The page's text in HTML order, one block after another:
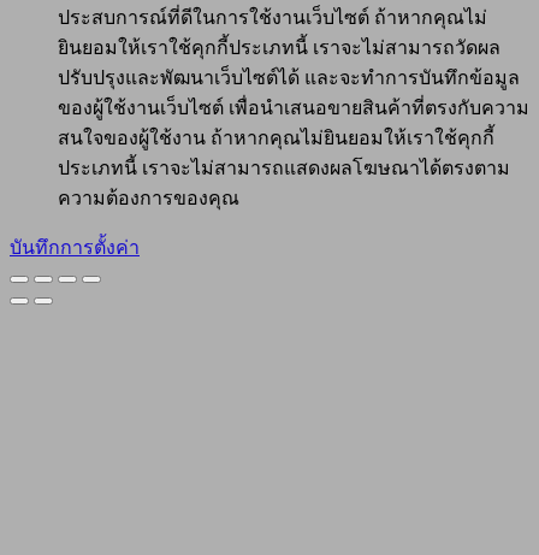
ประสบการณ์ที่ดีในการใช้งานเว็บไซต์ ถ้าหากคุณไม่
ยินยอมให้เราใช้คุกกี้ประเภทนี้ เราจะไม่สามารถวัดผล
ปรับปรุงและพัฒนาเว็บไซต์ได้ และจะทำการบันทึกข้อมูล
ของผู้ใช้งานเว็บไซต์ เพื่อนำเสนอขายสินค้าที่ตรงกับความ
สนใจของผู้ใช้งาน ถ้าหากคุณไม่ยินยอมให้เราใช้คุกกี้
ประเภทนี้ เราจะไม่สามารถแสดงผลโฆษณาได้ตรงตาม
ความต้องการของคุณ
บันทึกการตั้งค่า